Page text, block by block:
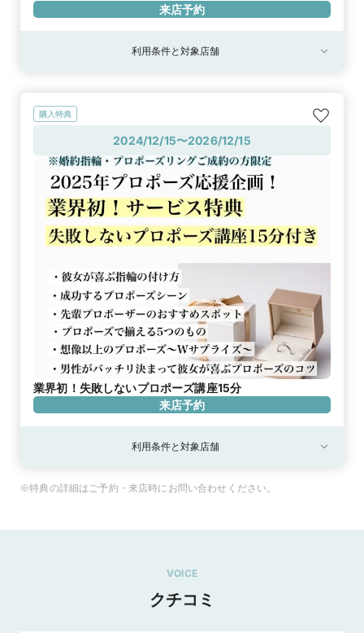
来店予約
利用条件と対象店舗
購入特典
2024/12/15〜2026/12/15
業界初！失敗しないプロポーズ講座15分
来店予約
利用条件と対象店舗
※特典の詳細はご予約・来店時にお問い合わせください。
VOICE
クチコミ